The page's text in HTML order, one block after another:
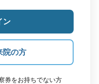
ン
院の方
券をお持ちでない方